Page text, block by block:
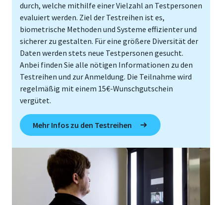
durch, welche mithilfe einer Vielzahl an Testpersonen
evaluiert werden. Ziel der Testreihen ist es,
biometrische Methoden und Systeme effizienter und
sicherer zu gestalten. Für eine größere Diversität der
Daten werden stets neue Testpersonen gesucht.
Anbei finden Sie alle nötigen Informationen zu den
Testreihen und zur Anmeldung. Die Teilnahme wird
regelmäßig mit einem 15€-Wunschgutschein
vergütet.
Mehr Infos zu den Testreihen